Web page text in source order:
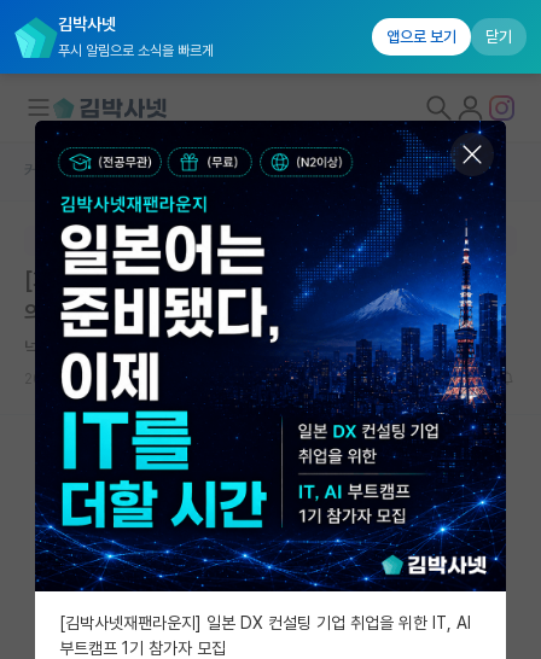
김박사넷
푸시 알림으로 소식을 빠르게
앱으로 보기 닫기
대학원생 모집
국내대학원 정보
연구실&오픈랩
커뮤니티
커뮤니티 홈
전체글보기
베스트 게시판
IF 명예의전당
자유 게시판(아무개랩)
미국 유학 게시판
커뮤니티 홈 미국 유학 게시판
본문이 수정되지 않는 박제글입니다.
[회로설계] 국내 석사, 해외 석사 고민중입니다. 선배님들
의 고견 부탁드립니다
넉살좋은 존 필즈
2026.06.02 10 1568
[김박사넷재팬라운지] 일본 DX 컨설팅 기업 취업을 위한 IT, AI
부트캠프 1기 참가자 모집